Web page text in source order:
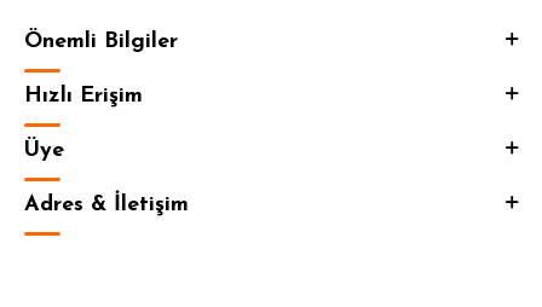
Önemli Bilgiler
Hızlı Erişim
Üye
Adres & İletişim